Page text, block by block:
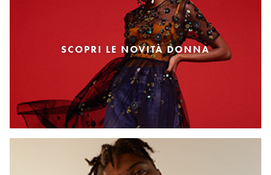
SCOPRI LE NOVITÀ DONNA